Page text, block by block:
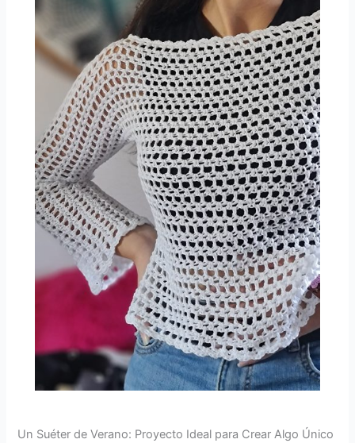
Un Suéter de Verano: Proyecto Ideal para Crear Algo Único